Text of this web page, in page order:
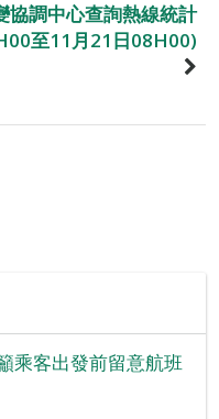
協調中心查詢熱線統計
至11月21日08H00)
乘客出發前留意航班